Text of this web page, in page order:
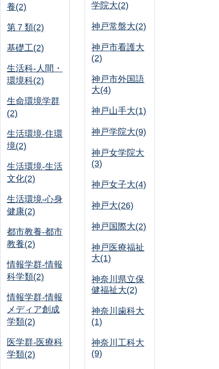
養(2)
第７類(2)
基礎工(2)
生活科-人間・
環境科(2)
生命環境学群
(2)
生活環境-住環
境(2)
生活環境-生活
文化(2)
生活環境-心身
健康(2)
都市教養-都市
教養(2)
情報学群-情報
科学類(2)
情報学群-情報
メディア創成
学類(2)
医学群-医療科
学類(2)
学院大(2)
神戸常盤大(2)
神戸市看護大
(2)
神戸市外国語
大(4)
神戸山手大(1)
神戸学院大(9)
神戸女学院大
(3)
神戸女子大(4)
神戸大(26)
神戸国際大(2)
神戸医療福祉
大(1)
神奈川県立保
健福祉大(2)
神奈川歯科大
(1)
神奈川工科大
(9)